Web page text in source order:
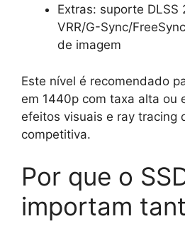
Extras: suporte DLSS
VRR/G-Sync/
de imagem
Este nível é recomendado
em 1440p com taxa alta ou
efeitos visuais e ray tracing
competitiva.
Por que o
importam